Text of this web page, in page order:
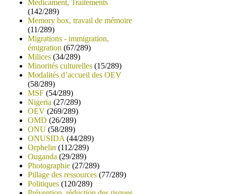
Médicament, Traitements
(142/289)
Memory box, travail de mémoire
(11/289)
Migrations - immigration,
émigration (67/289)
Milices (34/289)
Minorités culturelles (15/289)
Modalités d’accueil des OEV
(58/289)
MSF (54/289)
Nigeria (27/289)
OEV (269/289)
OMD (26/289)
ONU (58/289)
ONUSIDA (44/289)
Orphelin (112/289)
Ouganda (29/289)
Photographie (27/289)
Pillage des ressources (77/289)
Politiques (120/289)